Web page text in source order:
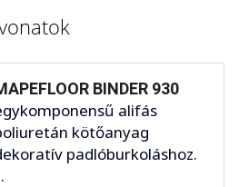
BINDER 930
alifás
kötőanyag
padlóburkoláshoz.